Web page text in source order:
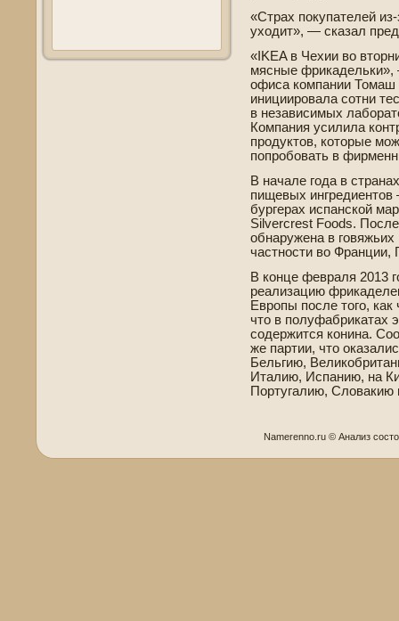
«Страх покупателей
уходит», — сказал
«IKEA в Чехии во
мясные фрикаде­льки»,
офиса компании Томаш
инициировала сотни
в независимых
Компания усилила
продуктов, которые
попробовать в
В начале года в
пищевых
бургерах испанской
Silvercrest Foods.
обнаружена в
частности во
В конце февраля 2013
реализацию
Европы после того,
что в полуфабрикатах
соде­ржится конина.
же партии, что
Бельгию,
Италию, Испанию, на
Португалию,
Namerenno.ru © Анализ